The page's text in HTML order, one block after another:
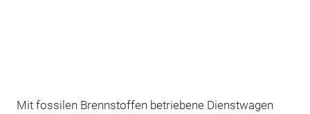
Mit fossilen Brennstoffen betriebene Dienstwagen